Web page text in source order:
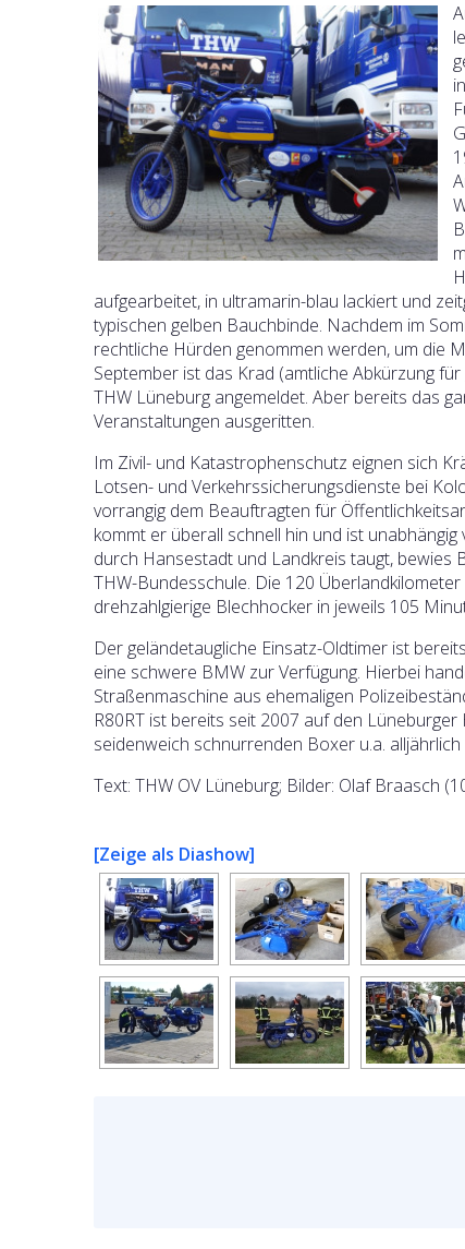
aufgearbeitet, in ultramarin-blau lackiert und
typischen gelben Bauchbinde. Nachdem im
rechtliche Hürden genommen werden, um die
September ist das Krad (amtliche Abkürzung
THW Lüneburg angemeldet. Aber bereits das
Veranstaltungen ausgeritten.
Im Zivil- und Katastrophenschutz eignen sich
Lotsen- und Verkehrssicherungsdienste bei
vorrangig dem Beauftragten für
kommt er überall schnell hin und ist
durch Hansestadt und Landkreis taugt, bewies
THW-Bundesschule. Die 120
drehzahlgierige Blechhocker in jeweils 105
Der geländetaugliche Einsatz-Oldtimer ist
eine schwere BMW zur Verfügung. Hierbei
Straßenmaschine aus ehemaligen
R80RT ist bereits seit 2007 auf den
seidenweich schnurrenden Boxer u.a.
Text: THW OV Lüneburg; Bilder: Olaf Braasch
[Zeige als Diashow]